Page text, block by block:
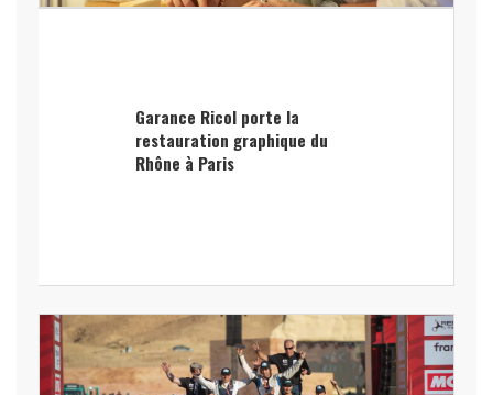
Garance Ricol porte la
restauration graphique du
Rhône à Paris